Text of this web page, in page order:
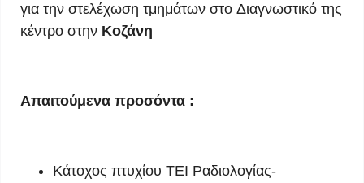
για την στελέχωση τμημάτων στo Διαγνωστικό της
κέντρo στην Κοζάνη
Απαιτούμενα προσόντα :
Κάτοχος πτυχίου ΤΕΙ Ραδιολογίας-